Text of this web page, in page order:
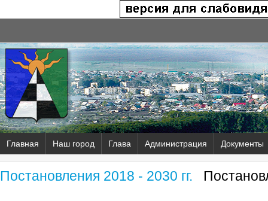
Главная Наш город Глава Администрация Документы
Постановления 2018 - 2030 гг.